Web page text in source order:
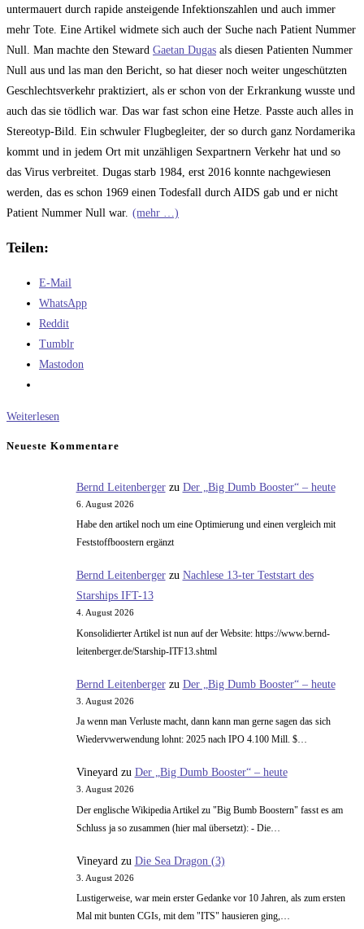
untermauert durch rapide ansteigende Infektionszahlen und auch immer
mehr Tote. Eine Artikel widmete sich auch der Suche nach Patient Nummer
Null. Man machte den Steward Gaetan Dugas als diesen Patienten Nummer
Null aus und las man den Bericht, so hat dieser noch weiter ungeschützten
Geschlechtsverkehr praktiziert, als er schon von der Erkrankung wusste und
auch das sie tödlich war. Das war fast schon eine Hetze. Passte auch alles in
Stereotyp-Bild. Ein schwuler Flugbegleiter, der so durch ganz Nordamerika
kommt und in jedem Ort mit unzähligen Sexpartnern Verkehr hat und so
das Virus verbreitet. Dugas starb 1984, erst 2016 konnte nachgewiesen
werden, das es schon 1969 einen Todesfall durch AIDS gab und er nicht
Patient Nummer Null war. (mehr …)
Teilen:
E-Mail
WhatsApp
Reddit
Tumblr
Mastodon
Weiterlesen
Hysterie
Neueste Kommentare
Bernd Leitenbergerzu Der „Big Dumb Booster“ – heute
6. August 2026
Habe den artikel noch um eine Optimierung und einen vergleich mit
Feststoffboostern ergänzt
Bernd Leitenbergerzu Nachlese 13-ter Teststart des
Starships IFT-13
4. August 2026
Konsolidierter Artikel ist nun auf der Website: https://www.bernd-
leitenberger.de/Starship-ITF13.shtml
Bernd Leitenbergerzu Der „Big Dumb Booster“ – heute
3. August 2026
Ja wenn man Verluste macht, dann kann man gerne sagen das sich
Wiedervwerwendung lohnt: 2025 nach IPO 4.100 Mill. $…
Vineyardzu Der „Big Dumb Booster“ – heute
3. August 2026
Der englische Wikipedia Artikel zu "Big Bumb Boostern" fasst es am
Schluss ja so zusammen (hier mal übersetzt): - Die…
Vineyard zu Die Sea Dragon (3)
3. August 2026
Lustigerweise, war mein erster Gedanke vor 10 Jahren, als zum ersten
Mal mit bunten CGIs, mit dem "ITS" hausieren ging,…